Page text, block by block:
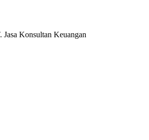
Konsultan Keuangan